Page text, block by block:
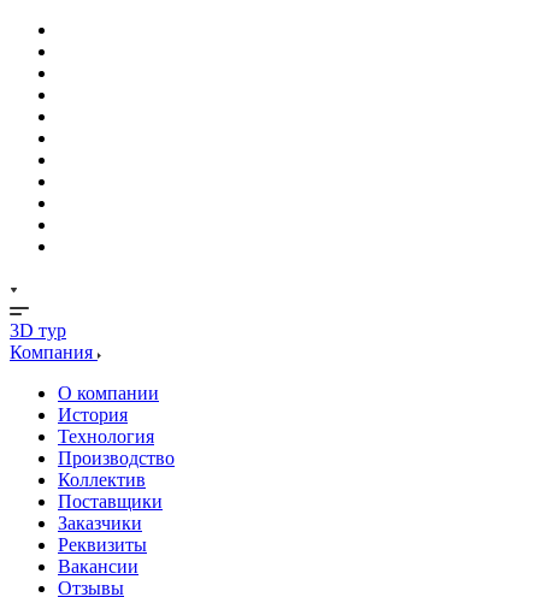
3D тур
Компания
О компании
История
Технология
Производство
Коллектив
Поставщики
Заказчики
Реквизиты
Вакансии
Отзывы